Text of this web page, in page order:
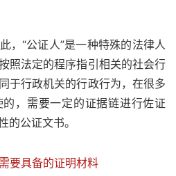
，“公证人”是一种特殊的法律人
照法定的程序指引相关的社会行
于行政机关的行政行为，在很多
，需要一定的证据链进行佐证
的公证文书。
要具备的证明材料